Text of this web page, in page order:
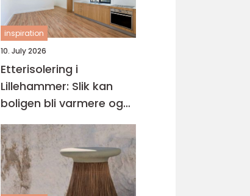
inspiration
10. July 2026
Etterisolering i
Lillehammer: Slik kan
boligen bli varmere og
mer energieffektiv